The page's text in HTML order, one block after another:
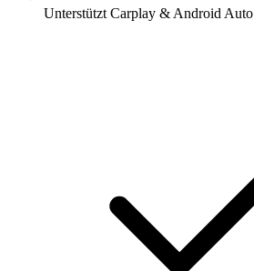
Unterstützt Carplay & Android Auto